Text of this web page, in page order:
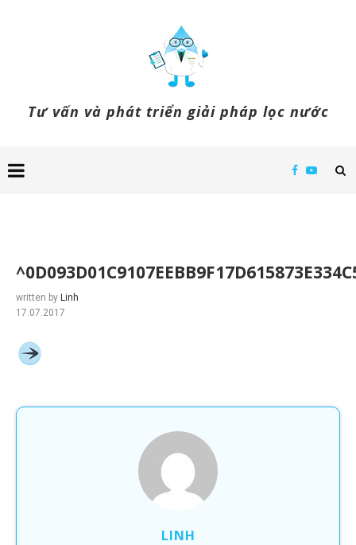
Tư vấn và phát triển giải pháp lọc nước
written by Linh
17.07.2017
LINH